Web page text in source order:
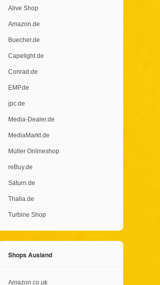
Alive Shop
Amazon.de
Buecher.de
Capelight.de
Conrad.de
EMP.de
jpc.de
Media-Dealer.de
MediaMarkt.de
Müller Onlineshop
reBuy.de
Saturn.de
Thalia.de
Turbine Shop
Shops Ausland
Amazon.co.uk